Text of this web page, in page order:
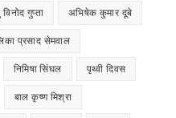
गुप्ता अभिषेक कुमार दूबे
प्रसाद सेमवाल
निमिषा सिंघल पृथ्वी दिवस
बाल कृष्ण मिश्रा